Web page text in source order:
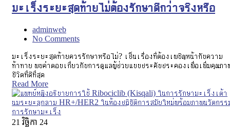
มะเร็งระยะสุดท้ายไม่ต้องรักษาดีกว่าจริงหรือ
adminweb
No Comments
มะเร็งระยะสุดท้ายควรรักษาหรือไม่? เป็นเรื่องที่ต้องเผชิญหน้ากับความ
ท้าทาย พบคำตอบเกี่ยวกับการดูแลผู้ป่วยแบบประคับประคองเพื่อเพิ่มคุณภา
ชีวิตที่ดีที่สุด
Read More
21 វិច្ឆិកា 24